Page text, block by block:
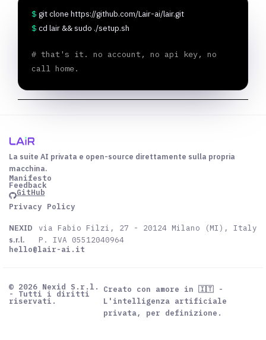
$ git clone https://github.com/Lair-ai/lair.git
$ cd lair && sudo ./setup.sh
# that's it. no account, no api key, no
call home.
La suite AI privata e open-source direttamente sulla propria
macchina.
Manifesto
Feedback
GitHub
Privacy Policy
NEXID
s.r.l.
via Fabio Filzi, 27 - 20124 Milano (MI), Italy
P. IVA 05512040964
hello@lair-ai.it
© 2026 Nexid S.r.l.
- Tutti i diritti
riservati.
Creato con amore in 🇮🇹 -
L'intelligenza artificiale
privata, per definizione.